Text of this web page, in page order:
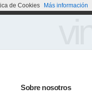
Sobre nosotros
de Cookies Más información